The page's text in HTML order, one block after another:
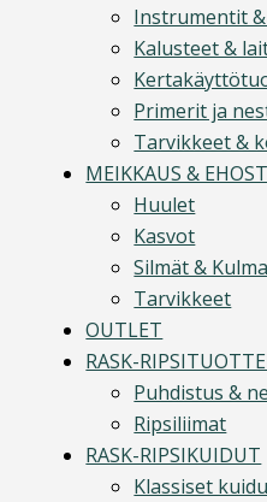
Instrumentit
Kalusteet &
Primerit ja
Tarvikkeet &
MEIKKAUS &
Huulet
Kasvot
Silmät &
Tarvikkeet
OUTLET
RASK-
Puhdistus &
Ripsiliimat
RASK-RIPSIKUIDUT
Klassiset